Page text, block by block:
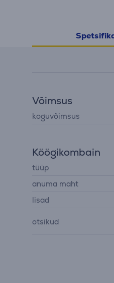
Võimsus
koguvõimsus
Köögikombain
tüüp
anuma maht
lisad
otsikud